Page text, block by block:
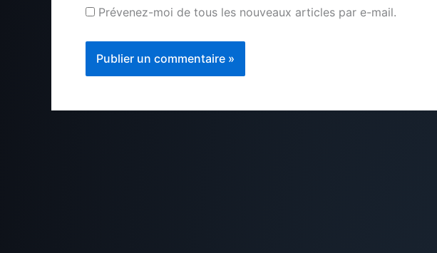
Prévenez-moi de tous les nouveaux articles par e-mail.